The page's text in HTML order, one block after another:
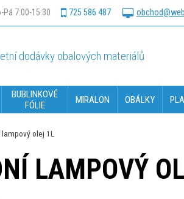
7:00-15:30 725 586 487
dodávky obalových materiálů
BUBLINKOVÉ
FÓLIE
MIRALON OBÁLKY
olej 1L
LAMPOVÝ